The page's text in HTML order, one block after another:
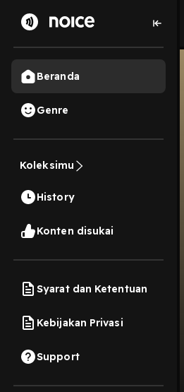
Beranda
Genre
Koleksimu
History
Konten disukai
Syarat dan Ketentuan
Kebijakan Privasi
Support